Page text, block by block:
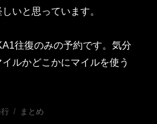
いと思っています。
往復のみの予約です。気分
ルかどこかにマイルを使う
タ
まとめ